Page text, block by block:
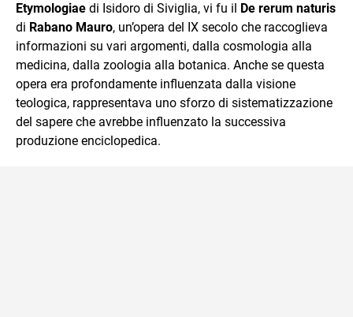
Etymologiae di Isidoro di Siviglia, vi fu il De rerum naturis
di Rabano Mauro, un’opera del IX secolo che raccoglieva
informazioni su vari argomenti, dalla cosmologia alla
medicina, dalla zoologia alla botanica. Anche se questa
opera era profondamente influenzata dalla visione
teologica, rappresentava uno sforzo di sistematizzazione
del sapere che avrebbe influenzato la successiva
produzione enciclopedica.